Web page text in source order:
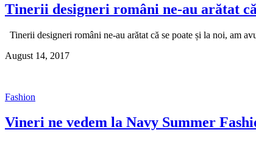
Tinerii designeri români ne-au arătat
Tinerii designeri români ne-au arătat că se poate și la noi, am
August 14, 2017
Fashion
Vineri ne vedem la Navy Summer